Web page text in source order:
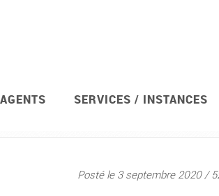
SERVICES / INSTANCES
de grève et votations
Posté le 3 septembre 2020 /